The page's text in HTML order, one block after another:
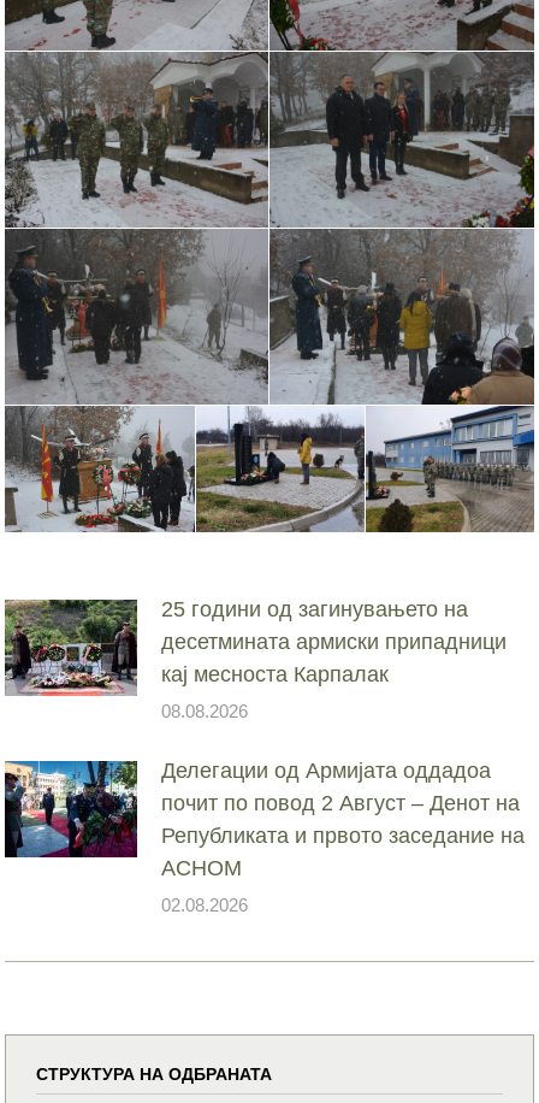
25 години од загинувањето на
десетмината армиски припадници
кај месноста Карпалак
08.08.2026
Делегации од Армијата оддадоа
почит по повод 2 Август – Денот на
Републиката и првото заседание на
АСНОМ
02.08.2026
СТРУКТУРА НА ОДБРАНАТА